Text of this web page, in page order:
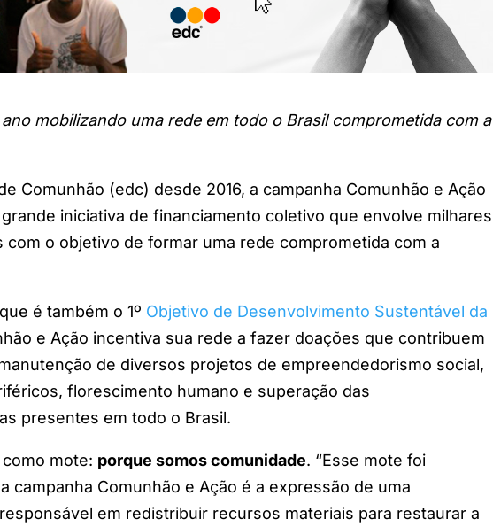
mobilizando uma rede em todo o Brasil comprometida com a
Comunhão (edc) desde 2016, a campanha Comunhão e Ação
iniciativa de financiamento coletivo que envolve milhares
o objetivo de formar uma rede comprometida com a
é também o 1º Objetivo de Desenvolvimento Sustentável da
e Ação incentiva sua rede a fazer doações que contribuem
de diversos projetos de empreendedorismo social,
florescimento humano e superação das
presentes em todo o Brasil.
mote: porque somos comunidade. “Esse mote foi
campanha Comunhão e Ação é a expressão de uma
em redistribuir recursos materiais para restaurar a